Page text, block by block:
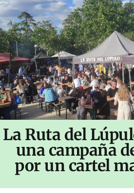
La Ruta del
una campaña
por un cartel